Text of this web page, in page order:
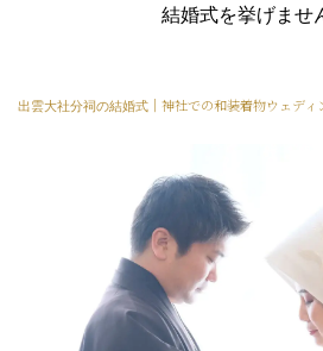
結婚式を挙げませ
出雲大社分祠の結婚式 ｜神社での和装着物ウェディ